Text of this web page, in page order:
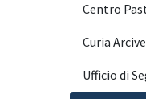
Centro
Curia
Ufficio di